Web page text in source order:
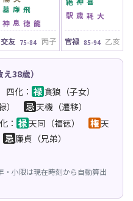
墓 飛廉
息神
龍徳
交友 75-84 丙子
絶 喜神
歳駅
大耗
官禄 85-94 乙亥
38歳）
四化： 禄 貪狼（子女）
） 忌天機（遷移）
： 禄天同（福徳） 権天
忌廉貞（兄弟）
小限は現在時刻から自動算出